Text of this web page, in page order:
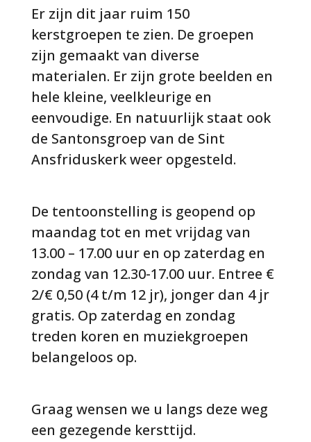
Er zijn dit jaar ruim 150
kerstgroepen te zien. De groepen
zijn gemaakt van diverse
materialen. Er zijn grote beelden en
hele kleine, veelkleurige en
eenvoudige. En natuurlijk staat ook
de Santonsgroep van de Sint
Ansfriduskerk weer opgesteld.
De tentoonstelling is geopend op
maandag tot en met vrijdag van
13.00 – 17.00 uur en op zaterdag en
zondag van 12.30-17.00 uur. Entree €
2/€ 0,50 (4 t/m 12 jr), jonger dan 4 jr
gratis. Op zaterdag en zondag
treden koren en muziekgroepen
belangeloos op.
Graag wensen we u langs deze weg
een gezegende kersttijd.